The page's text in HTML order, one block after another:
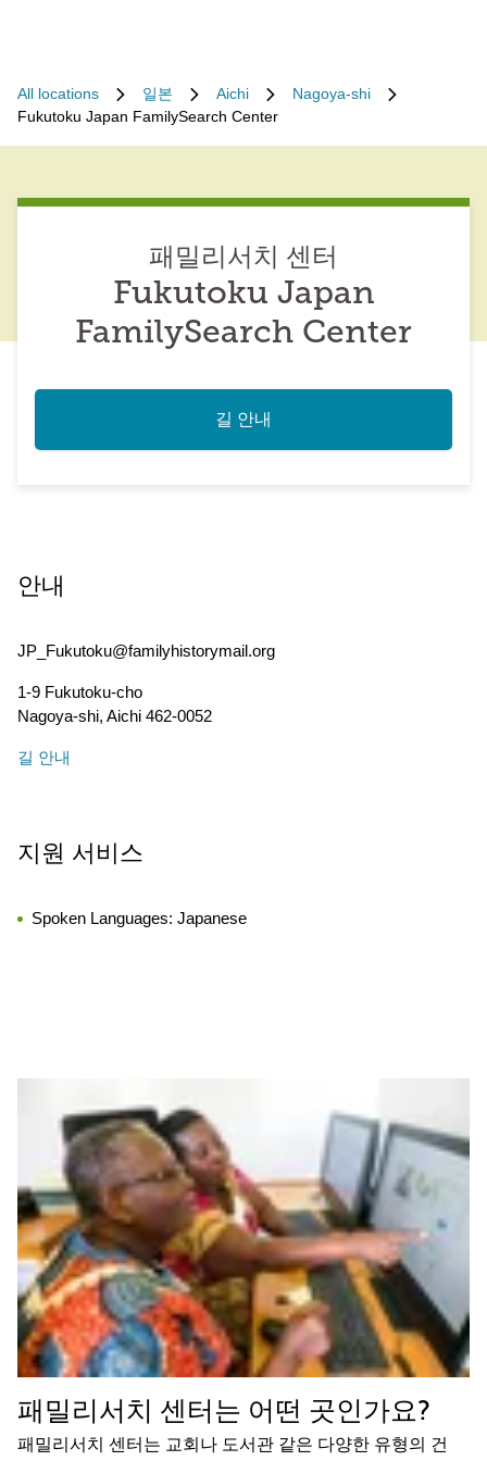
All locations 일본 Aichi
Nagoya-shi
Fukutoku Japan FamilySearch Center
패밀리서치 센터
Fukutoku Japan
FamilySearch Center
길 안내
안내
JP_Fukutoku@familyhistorymail.org
1-9 Fukutoku-cho
Nagoya-shi, Aichi 462-0052
길 안내
지원 서비스
Spoken Languages: Japanese
패밀리서치 센터는 어떤 곳인가요?
패밀리서치 센터는 교회나 도서관 같은 다양한 유형의 건